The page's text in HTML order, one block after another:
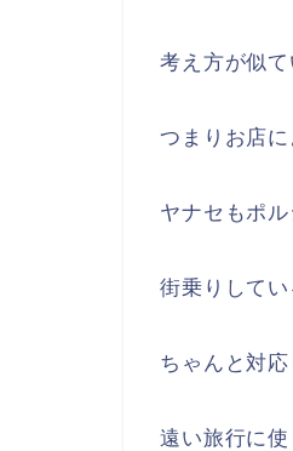
考え方が似て
つまりお店
ヤナセもポ
街乗りして
ちゃんと対
遠い旅行に